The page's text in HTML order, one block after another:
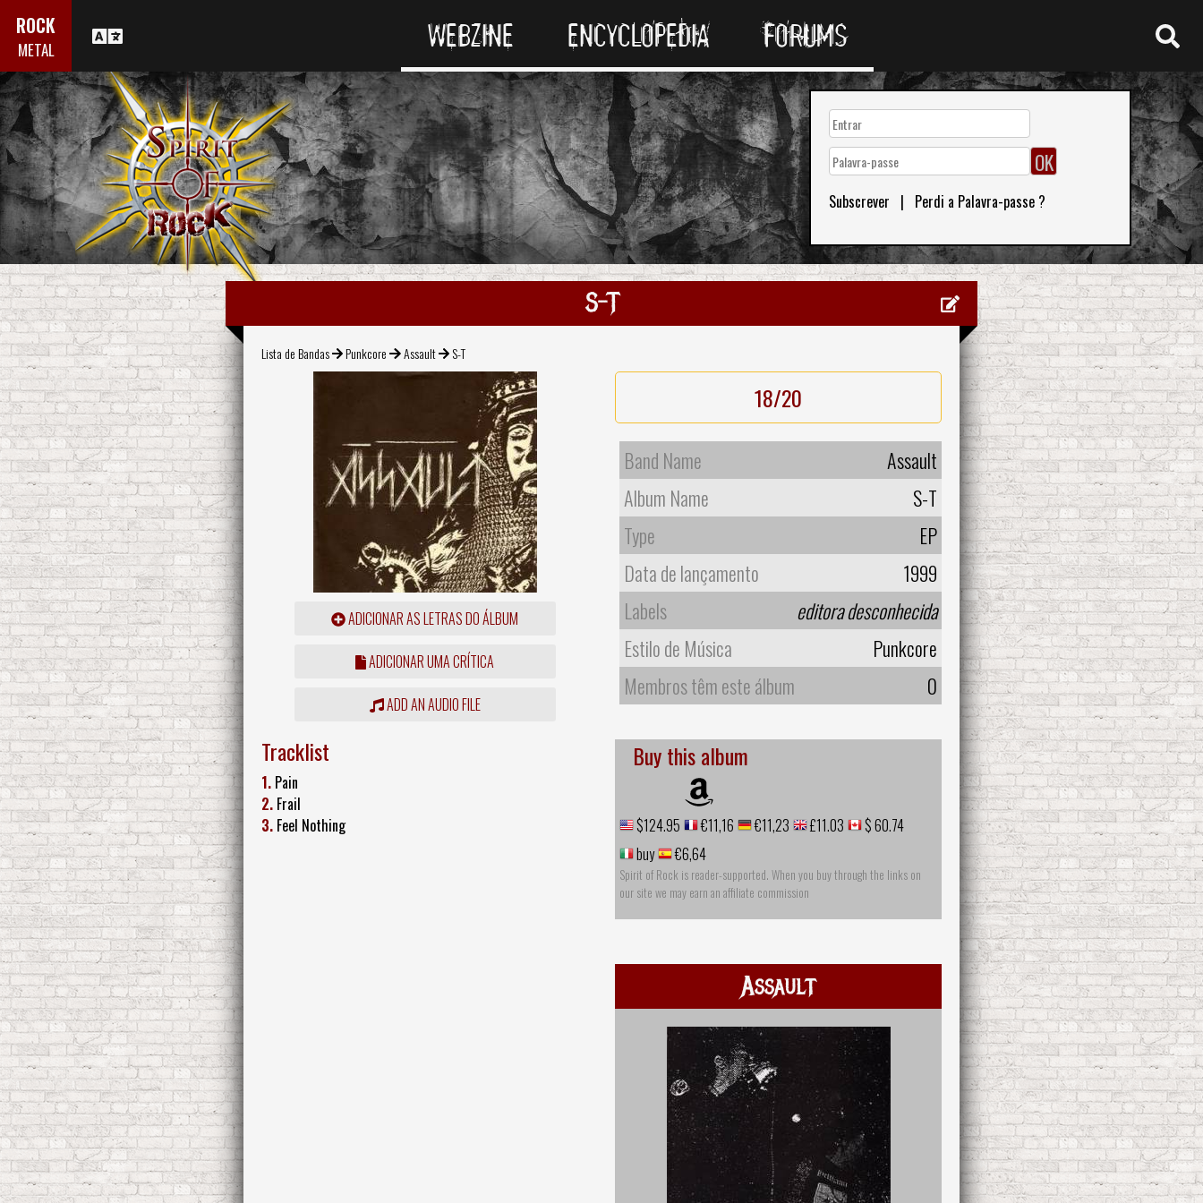
ROCK
METAL WEBZINE ENCYCLOPEDIA FORUMS
Subscrever | Perdi a Palavra-passe ?
S-T
Lista de Bandas Punkcore Assault S-T
ADICIONAR AS LETRAS DO ÁLBUM
ADICIONAR UMA CRÍTICA
ADD AN AUDIO FILE
18/20
Band Name
Assault
Album Name
S-T
Type
EP
Data de lançamento
1999
Labels
editora desconhecida
Estilo de Música
Punkcore
Membros têm este álbum
0
Tracklist
1. Pain
2. Frail
3. Feel Nothing
Buy this album
$124.95 €11,16 €11,23 £11.03
$ 60.74
buy
€6,64
Spirit of Rock is reader-supported. When you buy through the links on
our site we may earn an affiliate commission
Assault